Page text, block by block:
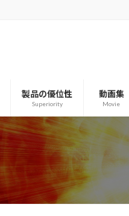
製品の優位性
Superiority
動画集
Movie